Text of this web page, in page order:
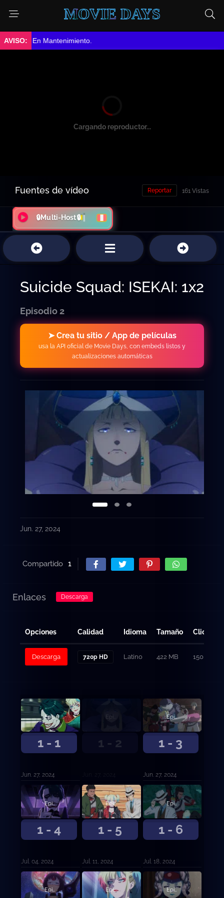
MOVIE DAYS
➤ En Mantenimiento.
Cargando reproductor...
Fuentes de vídeo 161 Vistas
Reportar
🔒Multi-Host🔒
Suicide Squad: ISEKAI: 1x2
Episodio 2
➤ Crea tu sitio / App de películas
usa la API oficial de Movie Days, con embeds listos y
actualizaciones automáticas
Jun. 27, 2024
Compartido 1
Enlaces Descarga
Opciones Calidad Idioma Tamaño Clicks
Descarga 720p HD Latino 422 MB 150
1 - 1
Episodio 1
Jun. 27, 2024
1 - 2 1 - 3
Episodio 3
Jun. 27, 2024
1 - 4
Episodio 4
Jul. 04, 2024
1 - 5
Episodio 5
Jul. 11, 2024
1 - 6
Episodio 6
Jul. 18, 2024
Episodio 7 Episodio 8 Episodio 9